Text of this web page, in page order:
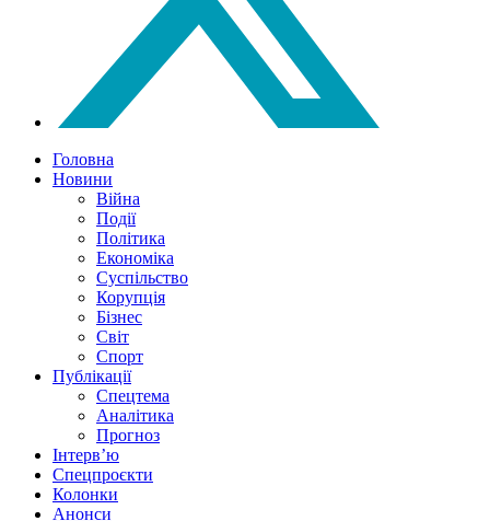
Головна
Новини
Війна
Події
Політика
Економіка
Суспільство
Корупція
Бізнес
Світ
Спорт
Публікації
Спецтема
Аналітика
Прогноз
Інтерв’ю
Спецпроєкти
Колонки
Анонси